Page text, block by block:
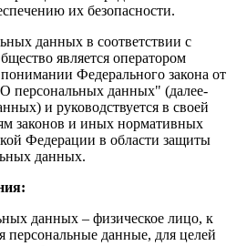
их безопасности.
данных в соответствии с
является оператором
Федерального закона от
персональных данных" (далее-
и руководствуется в своей
законов и иных нормативных
Федерации в области защиты
данных.
данных – физическое лицо, к
персональные данные, для целей